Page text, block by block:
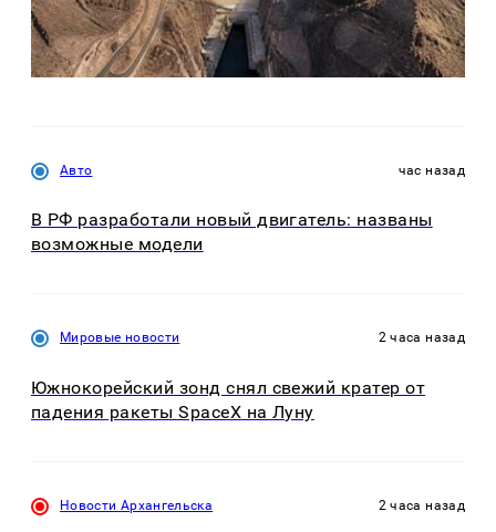
Авто час назад
В РФ разработали новый двигатель: названы
возможные модели
Мировые новости 2 часа назад
Южнокорейский зонд снял свежий кратер от
падения ракеты SpaceX на Луну
Новости Архангельска 2 часа назад